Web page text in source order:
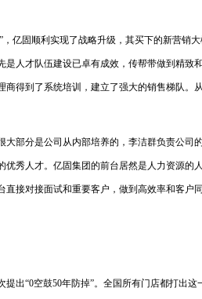
，亿固顺利实现了战略升级，其买下的新营销
是人才队伍建设已卓有成效，传帮带做到精致
商得到了系统培训，建立了强大的销售梯队。
大部分是公司从内部培养的，李洁群负责公司
优秀人才。亿固集团的前台居然是人力资源的
直接对接面试和重要客户，做到高效率和客户
提出“0空鼓50年防掉”。全国所有门店都打出